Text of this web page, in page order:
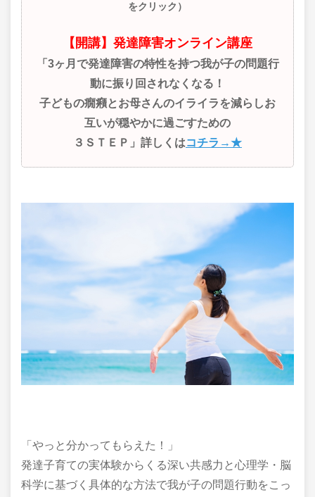
をクリック）
【開講】発達障害オンライン講座
「3ヶ月で発達障害の特性を持つ我が子の問題行
動に振り回されなくなる！
子どもの癇癪とお母さんのイライラを減らしお
互いが穏やかに過ごすための
３ＳＴＥＰ」詳しくはコチラ→★
「やっと分かってもらえた！」
発達子育ての実体験からくる深い共感力と心理学・脳
科学に基づく具体的な方法で我が子の問題行動をこっ